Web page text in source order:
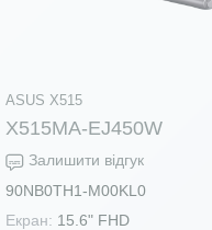
ASUS X515
X515MA-EJ450W
Залишити відгук
90NB0TH1-M00KL0
Екран: 15.6" FHD